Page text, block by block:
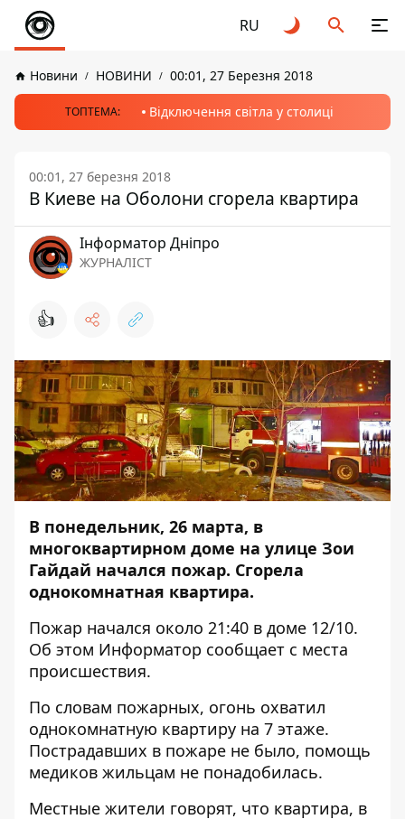
RU
Новини НОВИНИ 00:01, 27 Березня 2018
ТОПТЕМА: Відключення світла у столиці
00:01, 27 березня 2018
В Киеве на Оболони сгорела квартира
Інформатор Дніпро
ЖУРНАЛІСТ
👍
В понедельник, 26 марта, в
многоквартирном доме на улице Зои
Гайдай начался пожар. Сгорела
однокомнатная квартира.
Пожар начался около 21:40 в доме 12/10.
Об этом Информатор сообщает с места
происшествия.
По словам пожарных, огонь охватил
однокомнатную квартиру на 7 этаже.
Пострадавших в пожаре не было, помощь
медиков жильцам не понадобилась.
Местные жители говорят, что квартира, в